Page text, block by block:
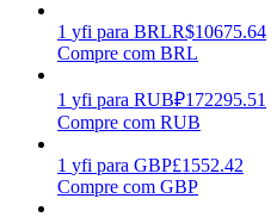
1 yfi para BRLR$10675.64
Compre com BRL
1 yfi para RUB₽172295.51
Compre com RUB
1 yfi para GBP£1552.42
Compre com GBP